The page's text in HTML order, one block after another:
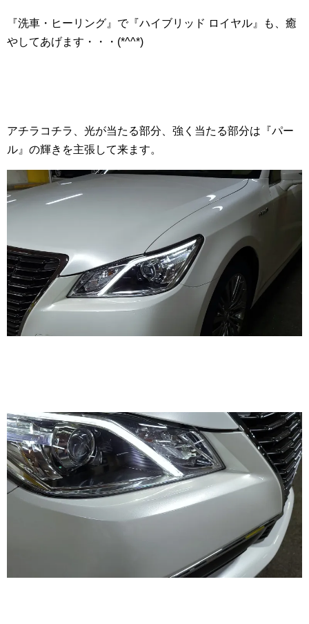
『洗車・ヒーリング』で『ハイブリッド ロイヤル』も、癒
やしてあげます・・・(*^^*)
アチラコチラ、光が当たる部分、強く当たる部分は『パー
ル』の輝きを主張して来ます。